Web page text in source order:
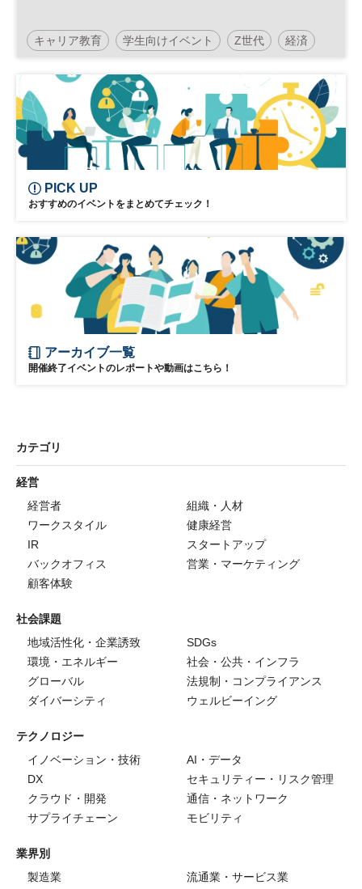
キャリア教育 学生向けイベント Z世代 経済
仕事 キャリア 社会
日経エデュケーションチャレンジ 高校生 社会学習
夏休み 企業研究 自由研究 セミナー
PICK UP
おすすめのイベントをまとめてチェック！
アーカイブ一覧
開催終了イベントのレポートや動画はこちら！
カテゴリ
経営
経営者
組織・人材
ワークスタイル
健康経営
IR
スタートアップ
バックオフィス
営業・マーケティング
顧客体験
社会課題
地域活性化・企業誘致
SDGs
環境・エネルギー
社会・公共・インフラ
グローバル
法規制・コンプライアンス
ダイバーシティ
ウェルビーイング
テクノロジー
イノベーション・技術
AI・データ
DX
セキュリティー・リスク管理
クラウド・開発
通信・ネットワーク
サプライチェーン
モビリティ
業界別
製造業
流通業・サービス業